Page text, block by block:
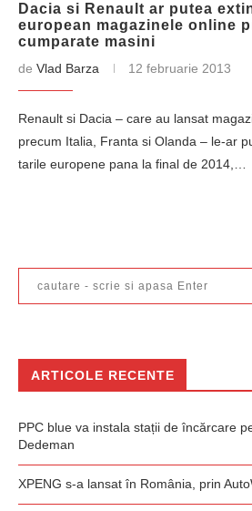
Dacia si Renault ar putea
european magazinele online
cumparate masini
de Vlad Barza 12 februarie 2013
Renault si Dacia – care au lansat
precum Italia, Franta si Olanda – le-ar
tarile europene pana la final de 2014,…
ARTICOLE RECENTE
PPC blue va instala stații de încărcare
Dedeman
XPENG s-a lansat în România, prin